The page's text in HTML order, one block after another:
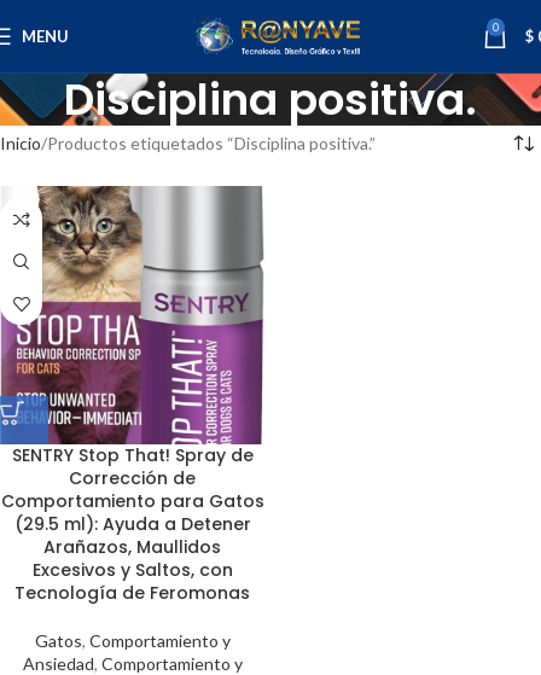
MENU 0 $
Disciplina positiva.
Inicio Productos etiquetados “Disciplina positiva.”
SENTRY Stop That! Spray de
Corrección de
Comportamiento para Gatos
(29.5 ml): Ayuda a Detener
Arañazos, Maullidos
Excesivos y Saltos, con
Tecnología de Feromonas
Gatos, Comportamiento y
Ansiedad, Comportamiento y